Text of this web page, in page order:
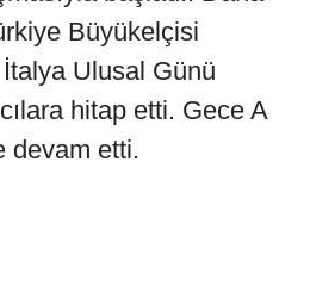
Büyükelçisi
Ulusal Günü
hitap etti. Gece A
devam etti.